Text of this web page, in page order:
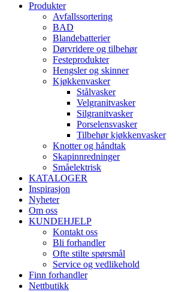
Produkter
Avfallssortering
BAD
Blandebatterier
Dørvridere og tilbehør
Festeprodukter
Hengsler og skinner
Kjøkkenvasker
Stålvasker
Velgranitvasker
Silgranitvasker
Porselensvasker
Tilbehør kjøkkenvasker
Knotter og håndtak
Skapinnredninger
Småelektrisk
KATALOGER
Inspirasjon
Nyheter
Om oss
KUNDEHJELP
Kontakt oss
Bli forhandler
Ofte stilte spørsmål
Service og vedlikehold
Finn forhandler
Nettbutikk